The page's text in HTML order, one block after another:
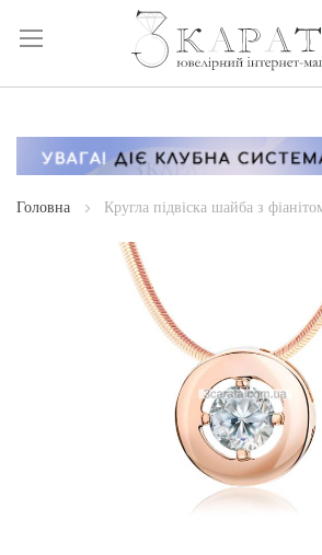
Skip
Content
Головна Кругла підвіска шайба з